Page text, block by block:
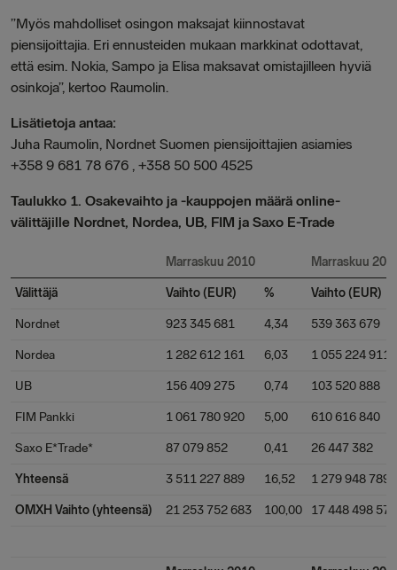
”Myös mahdolliset osingon maksajat kiinnostavat
piensijoittajia. Eri ennusteiden mukaan markkinat odottavat,
että esim. Nokia, Sampo ja Elisa maksavat omistajilleen hyviä
osinkoja”, kertoo Raumolin.
Lisätietoja antaa:
Juha Raumolin, Nordnet Suomen piensijoittajien asiamies
+358 9 681 78 676 , +358 50 500 4525
Taulukko 1. Osakevaihto ja -kauppojen määrä online-
välittäjille Nordnet, Nordea, UB, FIM ja Saxo E-Trade
Marraskuu 2010 Marraskuu
Välittäjä Vaihto (EUR) % Vaihto (EUR)
Nordnet 923 345 681 4,34 539 363 679
Nordea 1 282 612 161 6,03 1 055 224 911
UB 156 409 275 0,74 103 520 888
FIM Pankki 1 061 780 920 5,00 610 616 840
Saxo E*Trade* 87 079 852 0,41 26 447 382
Yhteensä 3 511 227 889 16,52 1 279 948 789
OMXH Vaihto (yhteensä) 21 253 752 683 100,00 17 448 498 570